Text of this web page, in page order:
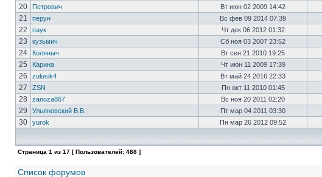
20
Петрович Вт июн 02 2009 14:42
21
перун Вс фев 09 2014 07:39
22
паук Чт дек 06 2012 01:32
23
кузьмич Сб ноя 03 2007 23:52
24
Коляныч Вт сен 21 2010 19:25
25
Карина Чт июн 11 2009 17:39
26
zulusik4 Вт май 24 2016 22:33
27
ZSN Пн окт 11 2010 01:45
28
zanoza867 Вс ноя 20 2011 02:20
29
Ульяновский В.В. Пт мар 04 2011 03:30
30
yurok Пн мар 26 2012 09:52
Страница 1 из 17 [ Пользователей: 488 ]
Список форумов